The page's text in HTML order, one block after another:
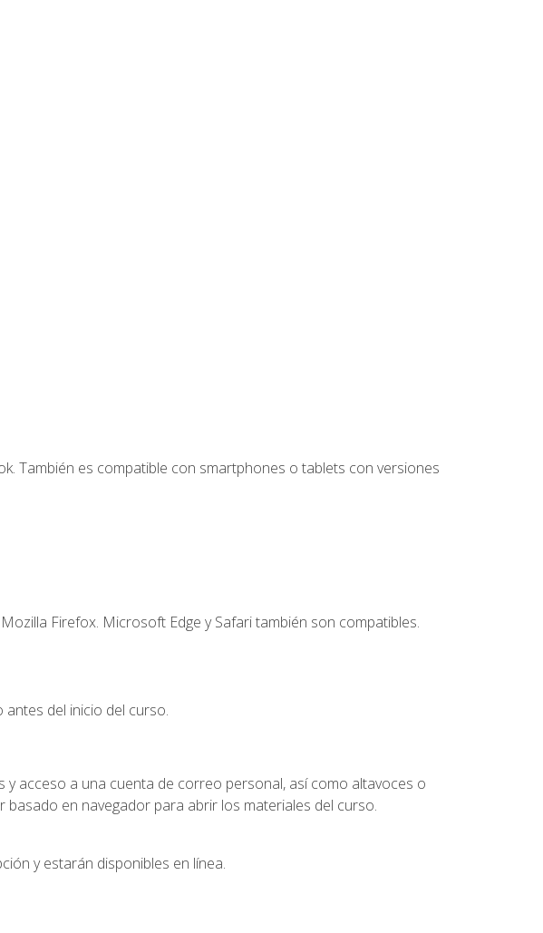
También es compatible con smartphones o tablets con versiones
Firefox. Microsoft Edge y Safari también son compatibles.
del inicio del curso.
acceso a una cuenta de correo personal, así como altavoces o
en navegador para abrir los materiales del curso.
y estarán disponibles en línea.